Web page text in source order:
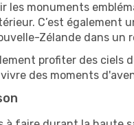
les monuments
C’est également
Zélande dans un
profiter des ciels
des moments